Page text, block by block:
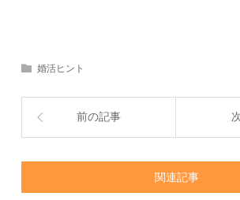
婚活ヒント
前の記事
関連記事